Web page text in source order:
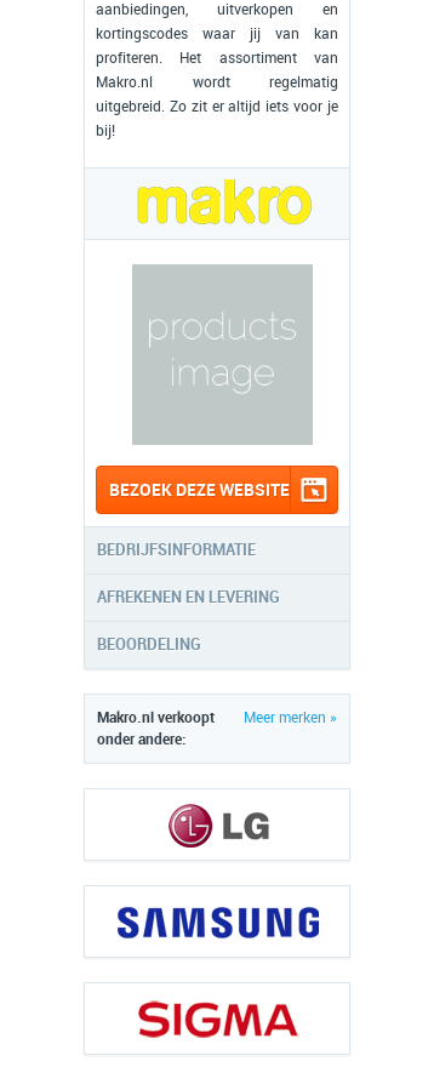
aanbiedingen, uitverkopen en
kortingscodes waar jij van kan
profiteren. Het assortiment van
Makro.nl wordt regelmatig
uitgebreid. Zo zit er altijd iets voor je
bij!
BEZOEK DEZE WEBSITE
BEDRIJFSINFORMATIE
AFREKENEN EN LEVERING
BEOORDELING
Meer merken »
Makro.nl verkoopt
onder andere: